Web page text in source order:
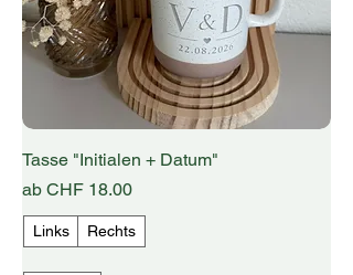
Tasse "Initialen + Datum"
ab CHF 18.00
Sale-Preis
Links Rechts